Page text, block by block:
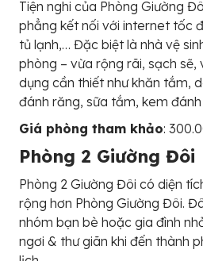
Tiện nghi của Phòng Giường
phẳng kết nối với internet tốc
tủ lạnh,… Đặc biệt là nhà vệ
phòng – vừa rộng rãi, sạch
dụng cần thiết như khăn tắm,
đánh răng, sữa tắm, kem
Giá phòng tham khảo:
Phòng 2 Giường Đôi
Phòng 2 Giường Đôi có diện
rộng hơn Phòng Giường Đôi.
nhóm bạn bè hoặc gia đình
ngơi & thư giãn khi đến thành